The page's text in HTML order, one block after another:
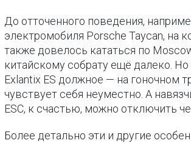
До отточенного поведения,
электромобиля Porsche Taycan, на
также довелось кататься по
китайскому собрату ещё далеко.
Exlantix ES должное — на гоночном
чувствует себя неуместно. А
ESC, к счастью, можно отключить
Более детально эти и другие